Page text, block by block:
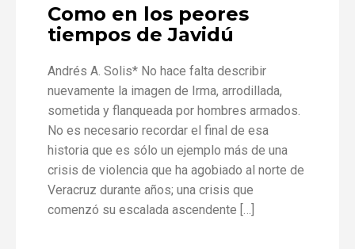
Como en los peores
tiempos de Javidú
Andrés A. Solis* No hace falta describir
nuevamente la imagen de Irma, arrodillada,
sometida y flanqueada por hombres armados.
No es necesario recordar el final de esa
historia que es sólo un ejemplo más de una
crisis de violencia que ha agobiado al norte de
Veracruz durante años; una crisis que
comenzó su escalada ascendente […]